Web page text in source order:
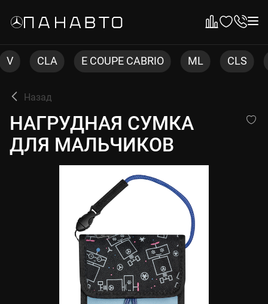
E COUPE CABRIO ML CLS C COUPE
Назад
НАГРУДНАЯ СУМКА ДЛЯ
НАГРУДНАЯ СУМКА
ДЛЯ МАЛЬЧИКОВ